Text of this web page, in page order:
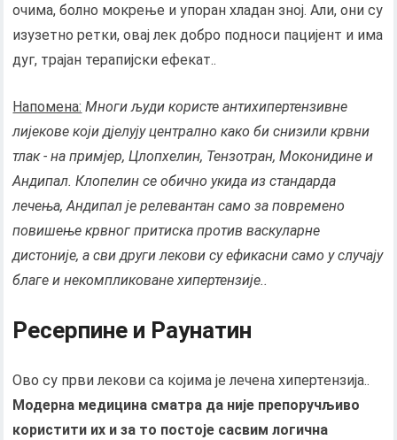
очима, болно мокрење и упоран хладан зној. Али, они су
изузетно ретки, овај лек добро подноси пацијент и има
дуг, трајан терапијски ефекат..
Напомена: Многи људи користе антихипертензивне
лијекове који дјелују централно како би снизили крвни
тлак - на примјер, Цлопхелин, Тензотран, Моконидине и
Андипал. Клопелин се обично укида из стандарда
лечења, Андипал је релевантан само за повремено
повишење крвног притиска против васкуларне
дистоније, а сви други лекови су ефикасни само у случају
благе и некомпликоване хипертензије..
Ресерпине и Раунатин
Ово су први лекови са којима је лечена хипертензија..
Модерна медицина сматра да није препоручљиво
користити их и за то постоје сасвим логична